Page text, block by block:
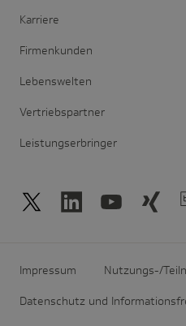
Karriere
Firmenkunden
Lebenswelten
Vertriebspartner
Leistungserbringer
Impressum Nutzungs-/
Datenschutz und